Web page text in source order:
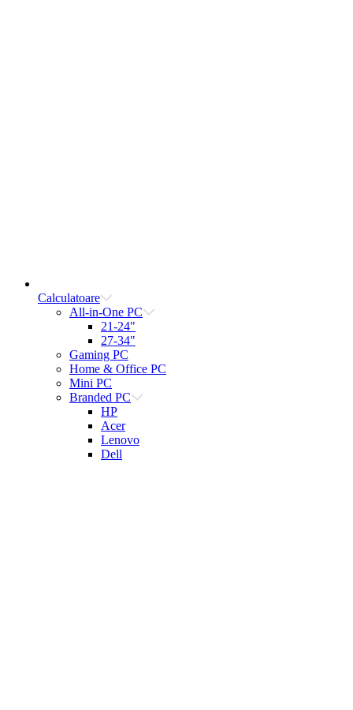
Calculatoare
All-in-One PC
21-24"
27-34"
Gaming PC
Home & Office PC
Mini PC
Branded PC
HP
Acer
Lenovo
Dell